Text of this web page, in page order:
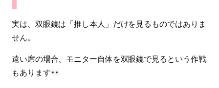
実は、双眼鏡は「推し本人」だけを見るものではありま
せん。
遠い席の場合、モニター自体を双眼鏡で見るという作戦
もあります